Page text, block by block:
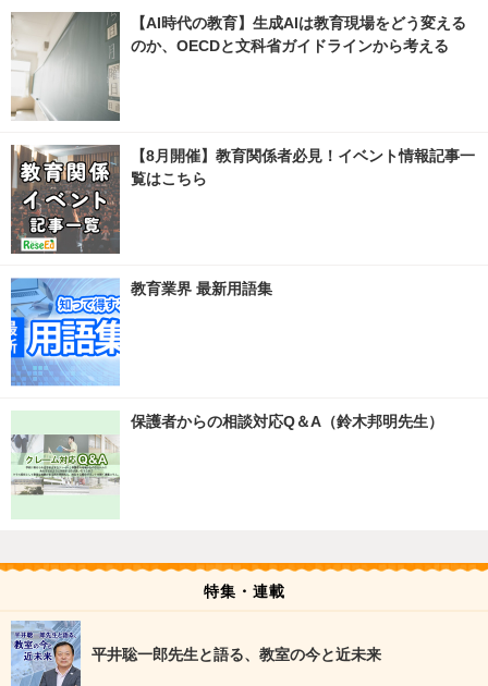
【AI時代の教育】生成AIは教育現場をどう変える
のか、OECDと文科省ガイドラインから考える
【8月開催】教育関係者必見！イベント情報記事一
覧はこちら
教育業界 最新用語集
保護者からの相談対応Q＆A（鈴木邦明先生）
特集・連載
平井聡一郎先生と語る、教室の今と近未来